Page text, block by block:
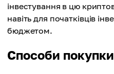
інвестування в цю
навіть для початківців
бюджетом.
Способи покупки